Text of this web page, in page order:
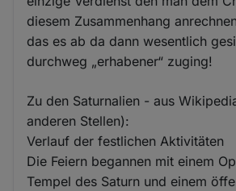
diesem Zusammenhang
das es ab da dann wesentlich
durchweg „erhabener“ zuging!
Zu den Saturnalien - aus
anderen Stellen):
Verlauf der festlichen Aktivitäten
Die Feiern begannen mit einem
Tempel des Saturn und einem